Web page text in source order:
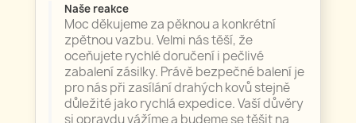
Naše reakce
Moc děkujeme za pěknou a konkrétní
zpětnou vazbu. Velmi nás těší, že
oceňujete rychlé doručení i pečlivé
zabalení zásilky. Právě bezpečné balení je
pro nás při zasílání drahých kovů stejně
důležité jako rychlá expedice. Vaší důvěry
si opravdu vážíme a budeme se těšit na